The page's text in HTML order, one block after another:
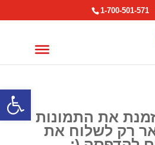
פתח
1-700-501-571
את התמונות
רק לשלוח את